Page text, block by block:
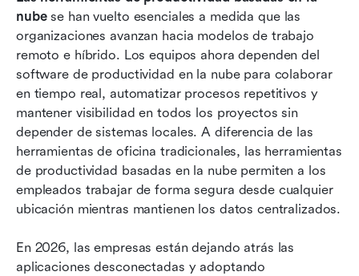
nube se han vuelto esenciales a medida que las
organizaciones avanzan hacia modelos de trabajo
remoto e híbrido. Los equipos ahora dependen del
software de productividad en la nube para colaborar
en tiempo real, automatizar procesos repetitivos y
mantener visibilidad en todos los proyectos sin
depender de sistemas locales. A diferencia de las
herramientas de oficina tradicionales, las herramientas
de productividad basadas en la nube permiten a los
empleados trabajar de forma segura desde cualquier
ubicación mientras mantienen los datos centralizados.
En 2026, las empresas están dejando atrás las
aplicaciones desconectadas y adoptando
Lista completa: 10 mejores herramientas de
productividad basadas en la nube
Elegir la herramienta adecuada de
productividad en la nube
5 beneficios clave de las herramientas de
productividad basadas en la nube
Tendencias futuras en herramientas de
productividad basadas en la nube
Preguntas frecuentes